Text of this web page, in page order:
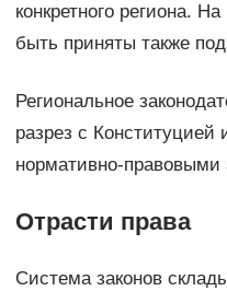
конкретного региона.
быть приняты также
Региональное
разрез с
нормативно-правовыми
Отрасти права
Система законов